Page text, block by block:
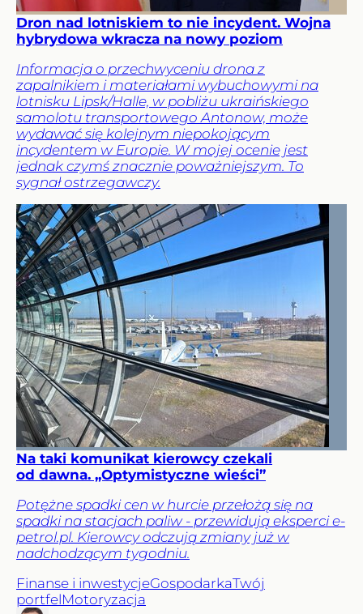
Dron nad lotniskiem to nie incydent. Wojna
hybrydowa wkracza na nowy poziom
Informacja o przechwyceniu drona z
zapalnikiem i materiałami wybuchowymi na
lotnisku Lipsk/Halle, w pobliżu ukraińskiego
samolotu transportowego Antonow, może
wydawać się kolejnym niepokojącym
incydentem w Europie. W mojej ocenie jest
jednak czymś znacznie poważniejszym. To
sygnał ostrzegawczy.
Na taki komunikat kierowcy czekali
od dawna. „Optymistyczne wieści”
Potężne spadki cen w hurcie przełożą się na
spadki na stacjach paliw - przewidują eksperci e-
petrol.pl. Kierowcy odczują zmiany już w
nadchodzącym tygodniu.
Finanse i inwestycjeGospodarkaTwój
portfelMotoryzacja